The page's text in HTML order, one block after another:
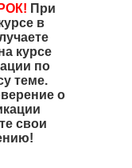
При
в
курсе
по
теме.
о
свои